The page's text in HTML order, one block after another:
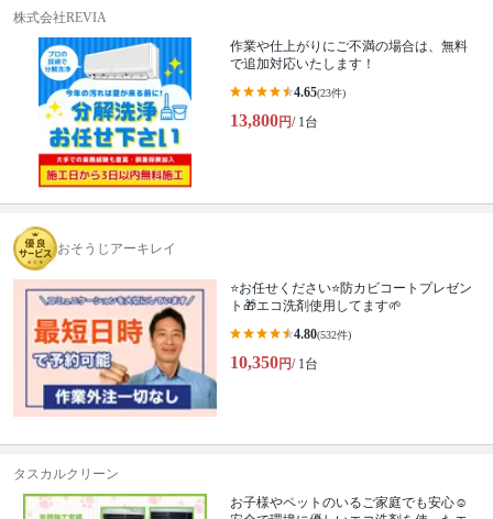
株式会社REVIA
作業や仕上がりにご不満の場合は、無料
で追加対応いたします！
4.65(23件)
13,800円/ 1台
おそうじアーキレイ
⭐️お任せください⭐️防カビコートプレゼン
ト🎁エコ洗剤使用してます🌱
4.80(532件)
10,350円/ 1台
タスカルクリーン
お子様やペットのいるご家庭でも安心☺️